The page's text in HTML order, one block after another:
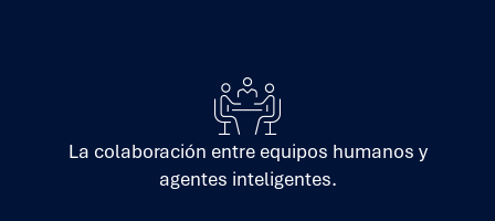
La colaboración entre equipos humanos y
agentes inteligentes.